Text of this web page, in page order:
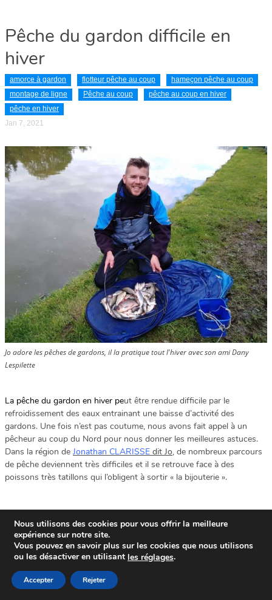
Pêche du gardon difficile en
hiver
amorce à gardon flotteur pêche au coup
hameçon pêche au coup
montage de ligne
Pêche au coup
pêche au coup en hiver
pêche en hiver
Jan 7, 2021
Jo adore les pêches de gardons, il la pratique tout l'hiver avec son ami Dany
Lespilette
La pêche du gardon en hiver peut être rendue difficile par le
refroidissement des eaux entrainant une baisse d’activité des
gardons. Une fois n’est pas coutume, nous avons fait appel à un
pêcheur au coup du Nord pour nous donner les meilleures astuces.
Dans la région de Jonathan CLARISSE dit Jo, de nombreux parcours
de pêche deviennent très difficiles et il se retrouve face à des
poissons très tatillons qui l’obligent à sortir « la bijouterie ».
1/Amorce à gardon pour l’hiver
Lors de ces pêches hivernales, Jo a à faire à des pêches de gardons
difficiles allant de 30 gr à 80 gr. Donc il utilise une amorce à la fois
Nous utilisons des cookies pour vous offrir la meilleure
expérience sur notre site.
Vous pouvez en savoir plus sur les cookies que nous utilisons
ou les désactiver en utilisant les réglages.
Accepter Rejeter